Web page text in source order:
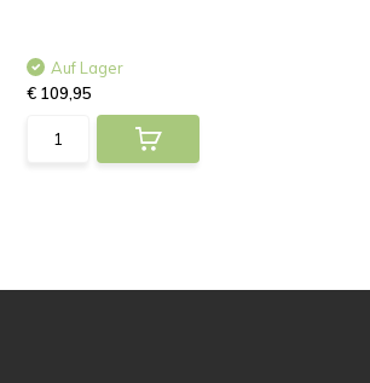
Auf Lager
€ 109,95